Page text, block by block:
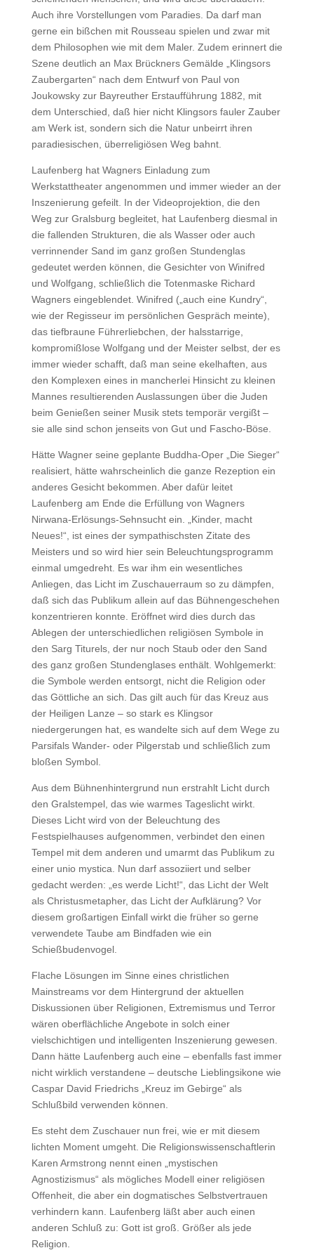
Auch ihre Vorstellungen vom Paradies. Da darf man
gerne ein bißchen mit Rousseau spielen und zwar mit
dem Philosophen wie mit dem Maler. Zudem erinnert die
Szene deutlich an Max Brückners Gemälde „Klingsors
Zaubergarten“ nach dem Entwurf von Paul von
Joukowsky zur Bayreuther Erstaufführung 1882, mit
dem Unterschied, daß hier nicht Klingsors fauler Zauber
am Werk ist, sondern sich die Natur unbeirrt ihren
paradiesischen, überreligiösen Weg bahnt.
Laufenberg hat Wagners Einladung zum
Werkstattheater angenommen und immer wieder an der
Inszenierung gefeilt. In der Videoprojektion, die den
Weg zur Gralsburg begleitet, hat Laufenberg diesmal in
die fallenden Strukturen, die als Wasser oder auch
verrinnender Sand im ganz großen Stundenglas
gedeutet werden können, die Gesichter von Winifred
und Wolfgang, schließlich die Totenmaske Richard
Wagners eingeblendet. Winifred („auch eine Kundry“,
wie der Regisseur im persönlichen Gespräch meinte),
das tiefbraune Führerliebchen, der halsstarrige,
kompromißlose Wolfgang und der Meister selbst, der es
immer wieder schafft, daß man seine ekelhaften, aus
den Komplexen eines in mancherlei Hinsicht zu kleinen
Mannes resultierenden Auslassungen über die Juden
beim Genießen seiner Musik stets temporär vergißt –
sie alle sind schon jenseits von Gut und Fascho-Böse.
Hätte Wagner seine geplante Buddha-Oper „Die Sieger“
realisiert, hätte wahrscheinlich die ganze Rezeption ein
anderes Gesicht bekommen. Aber dafür leitet
Laufenberg am Ende die Erfüllung von Wagners
Nirwana-Erlösungs-Sehnsucht ein. „Kinder, macht
Neues!“, ist eines der sympathischsten Zitate des
Meisters und so wird hier sein Beleuchtungsprogramm
einmal umgedreht. Es war ihm ein wesentliches
Anliegen, das Licht im Zuschauerraum so zu dämpfen,
daß sich das Publikum allein auf das Bühnengeschehen
konzentrieren konnte. Eröffnet wird dies durch das
Ablegen der unterschiedlichen religiösen Symbole in
den Sarg Titurels, der nur noch Staub oder den Sand
des ganz großen Stundenglases enthält. Wohlgemerkt:
die Symbole werden entsorgt, nicht die Religion oder
das Göttliche an sich. Das gilt auch für das Kreuz aus
der Heiligen Lanze – so stark es Klingsor
niedergerungen hat, es wandelte sich auf dem Wege zu
Parsifals Wander- oder Pilgerstab und schließlich zum
bloßen Symbol.
Aus dem Bühnenhintergrund nun erstrahlt Licht durch
den Gralstempel, das wie warmes Tageslicht wirkt.
Dieses Licht wird von der Beleuchtung des
Festspielhauses aufgenommen, verbindet den einen
Tempel mit dem anderen und umarmt das Publikum zu
einer unio mystica. Nun darf assoziiert und selber
gedacht werden: „es werde Licht!“, das Licht der Welt
als Christusmetapher, das Licht der Aufklärung? Vor
diesem großartigen Einfall wirkt die früher so gerne
verwendete Taube am Bindfaden wie ein
Schießbudenvogel.
Flache Lösungen im Sinne eines christlichen
Mainstreams vor dem Hintergrund der aktuellen
Diskussionen über Religionen, Extremismus und Terror
wären oberflächliche Angebote in solch einer
vielschichtigen und intelligenten Inszenierung gewesen.
Dann hätte Laufenberg auch eine – ebenfalls fast immer
nicht wirklich verstandene – deutsche Lieblingsikone wie
Caspar David Friedrichs „Kreuz im Gebirge“ als
Schlußbild verwenden können.
Es steht dem Zuschauer nun frei, wie er mit diesem
lichten Moment umgeht. Die Religionswissenschaftlerin
Karen Armstrong nennt einen „mystischen
Agnostizismus“ als mögliches Modell einer religiösen
Offenheit, die aber ein dogmatisches Selbstvertrauen
verhindern kann. Laufenberg läßt aber auch einen
anderen Schluß zu: Gott ist groß. Größer als jede
Religion.